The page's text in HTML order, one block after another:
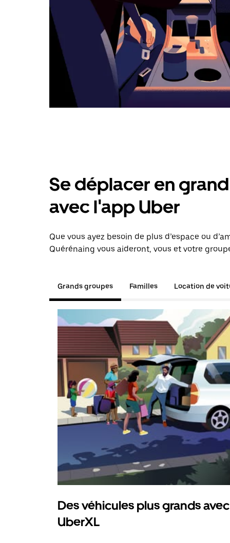
Se déplacer en
avec l'app Uber
Que vous ayez besoin de plus d’espace ou
Quérénaing vous aideront, vous et votre
Grands groupes Familles Location de
Des véhicules plus grands avec
UberXL